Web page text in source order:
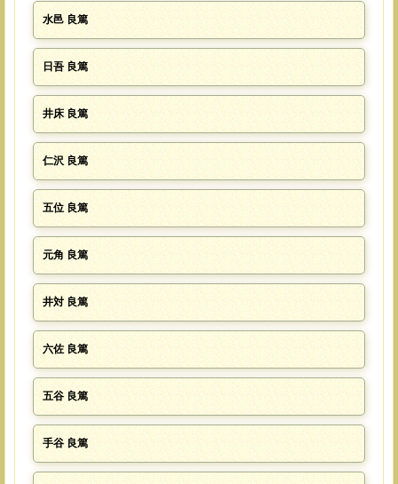
水邑 良篤
日吾 良篤
井床 良篤
仁沢 良篤
五位 良篤
元角 良篤
井対 良篤
六佐 良篤
五谷 良篤
手谷 良篤